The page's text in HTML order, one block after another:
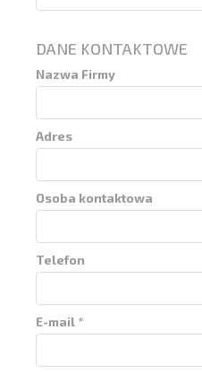
DANE KONTAKTOWE
Nazwa Firmy
Adres
Osoba kontaktowa
Telefon
E-mail *